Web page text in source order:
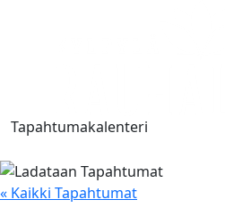
Tapahtumakalenteri
« Kaikki Tapahtumat